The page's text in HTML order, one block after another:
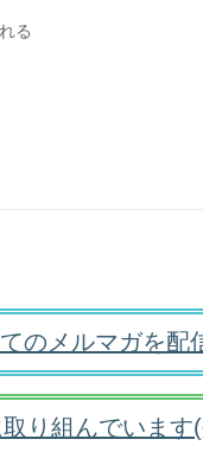
る
のメルマガを配
り組んでいます